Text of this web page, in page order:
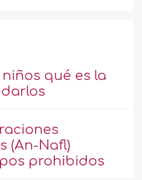
qué es la
(An-Nafl)
prohibidos